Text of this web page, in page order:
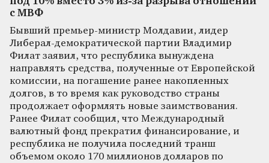
с МВФ
Бывший премьер-министр Молдавии, лидер
Либерал-демократической партии Владимир
Филат заявил, что республика вынуждена
направлять средства, полученные от Европейской
комиссии, на погашение ранее накопленных
долгов, в то время как руководство страны
продолжает оформлять новые заимствования.
Ранее Филат сообщил, что Международный
валютный фонд прекратил финансирование, и
республика не получила последний транш
объемом около 170 миллионов долларов по